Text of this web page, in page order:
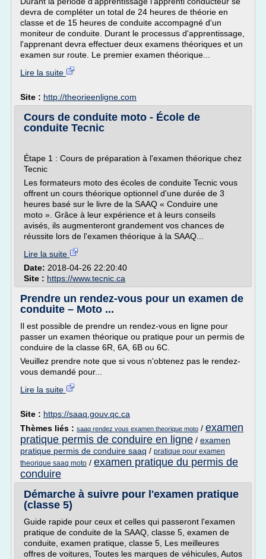
devra de compléter un total de 24 heures de théorie en
classe et de 15 heures de conduite accompagné d'un
moniteur de conduite. Durant le processus d'apprentissage,
l'apprenant devra effectuer deux examens théoriques et un
examen sur route. Le premier examen théorique...
Lire la suite
Site : http://theorieenligne.com
Cours de conduite moto - École de
conduite Tecnic
Étape 1 : Cours de préparation à l'examen théorique chez
Tecnic
Les formateurs moto des écoles de conduite Tecnic vous
offrent un cours théorique optionnel d'une durée de 3
heures basé sur le livre de la SAAQ « Conduire une
moto ». Grâce à leur expérience et à leurs conseils
avisés, ils augmenteront grandement vos chances de
réussite lors de l'examen théorique à la SAAQ...
Lire la suite
Date: 2018-04-26 22:20:40
Site : https://www.tecnic.ca
Prendre un rendez-vous pour un examen de
conduite – Moto ...
Il est possible de prendre un rendez-vous en ligne pour
passer un examen théorique ou pratique pour un permis de
conduire de la classe 6R, 6A, 6B ou 6C.
Veuillez prendre note que si vous n'obtenez pas le rendez-
vous demandé pour...
Lire la suite
Site : https://saaq.gouv.qc.ca
Thèmes liés : saaq rendez vous examen theorique moto / examen
pratique permis de conduire en ligne / examen
pratique permis de conduire saaq / pratique pour examen
theorique saaq moto / examen pratique du permis de
conduire
Démarche à suivre pour l'examen pratique
(classe 5)
Guide rapide pour ceux et celles qui passeront l'examen
pratique de conduite de la SAAQ, classe 5, examen de
conduite, examen pratique, classe 5, Les meilleures
offres de voitures, Toutes les marques de véhicules, Autos